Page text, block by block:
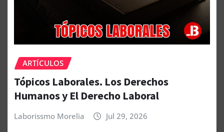
ARTÍCULOS
Tópicos Laborales. Los Derechos
Humanos y El Derecho Laboral
Laborissmo Morelia Jul 29, 2026